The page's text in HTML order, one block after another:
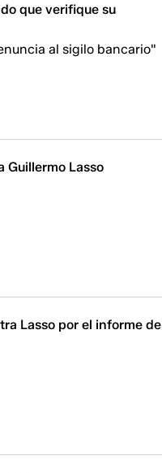
que verifique su
al sigilo bancario"
Guillermo Lasso
Lasso por el informe de